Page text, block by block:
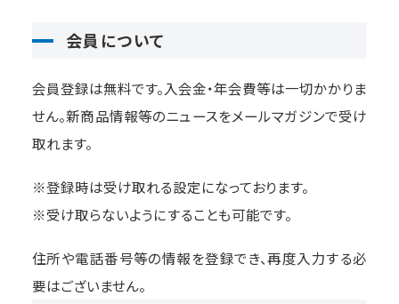
会員について
会員登録は無料です。入会金・年会費等は一切かかりま
せん。新商品情報等のニュースをメールマガジンで受け
取れます。
※登録時は受け取れる設定になっております。
※受け取らないようにすることも可能です。
住所や電話番号等の情報を登録でき、再度入力する必
要はございません。